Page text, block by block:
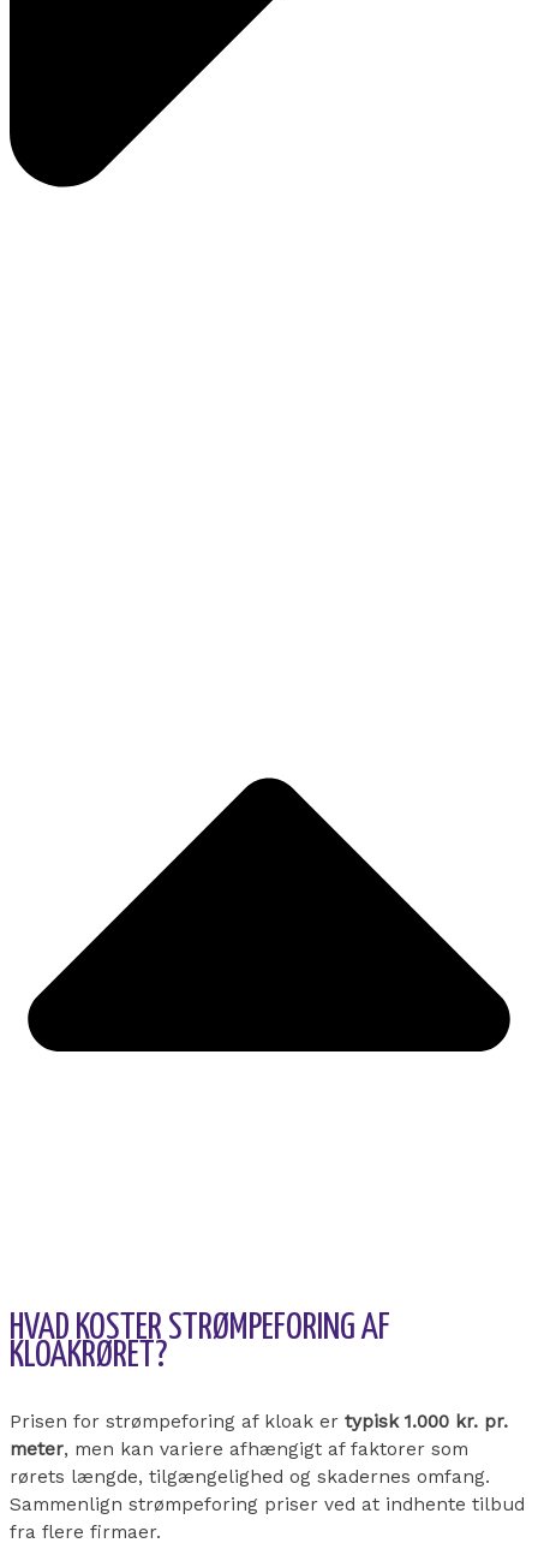
HVAD KOSTER STRØMPEFORING AF
KLOAKRØRET?
Prisen for strømpeforing af kloak er typisk 1.000 kr. pr.
meter, men kan variere afhængigt af faktorer som
rørets længde, tilgængelighed og skadernes omfang.
Sammenlign strømpeforing priser ved at indhente tilbud
fra flere firmaer.